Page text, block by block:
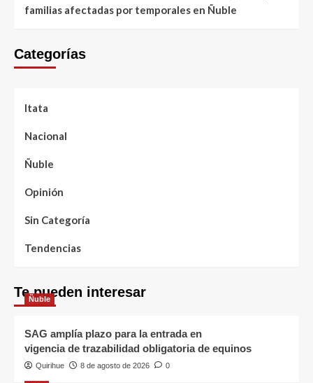
familias afectadas por temporales en Ñuble
Categorías
Itata
Nacional
Ñuble
Opinión
Sin Categoría
Tendencias
Te pueden interesar
Ñuble
SAG amplía plazo para la entrada en
vigencia de trazabilidad obligatoria de equinos
Quirihue 8 de agosto de 2026 0